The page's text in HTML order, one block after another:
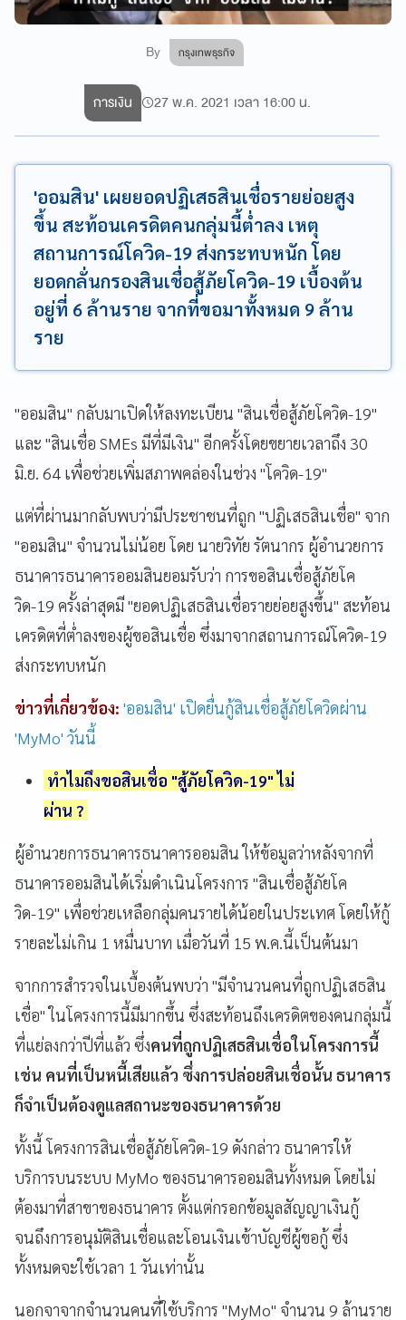
By กรุงเทพธุรกิจ
การเงิน 27 พ.ค. 2021 เวลา 16:00 น.
'ออมสิน' เผยยอดปฏิเสธสินเชื่อรายย่อยสูง
ขึ้น สะท้อนเครดิตคนกลุ่มนี้ต่ำลง เหตุ
สถานการณ์โควิด-19 ส่งกระทบหนัก โดย
ยอดกลั่นกรองสินเชื่อสู้ภัยโควิด-19 เบื้องต้น
อยู่ที่ 6 ล้านราย จากที่ขอมาทั้งหมด 9 ล้าน
ราย
"ออมสิน" กลับมาเปิดให้ลงทะเบียน "สินเชื่อสู้ภัยโควิด-19"
และ "สินเชื่อ SMEs มีที่มีเงิน" อีกครั้งโดยขยายเวลาถึง 30
มิ.ย. 64 เพื่อช่วยเพิ่มสภาพคล่องในช่วง "โควิด-19"
แต่ที่ผ่านมากลับพบว่ามีประชาชนที่ถูก "ปฏิเสธสินเชื่อ" จาก
"ออมสิน" จำนวนไม่น้อย โดย นายวิทัย รัตนากร ผู้อำนวยการ
ธนาคารธนาคารออมสินยอมรับว่า การขอสินเชื่อสู้ภัยโค
วิด-19 ครั้งล่าสุดมี "ยอดปฏิเสธสินเชื่อรายย่อยสูงขึ้น" สะท้อน
เครดิตที่ต่ำลงของผู้ขอสินเชื่อ ซึ่งมาจากสถานการณ์โควิด-19
ส่งกระทบหนัก
ข่าวที่เกี่ยวข้อง: 'ออมสิน' เปิดยื่นกู้สินเชื่อสู้ภัยโควิดผ่าน
'MyMo' วันนี้
ทำไมถึงขอสินเชื่อ "สู้ภัยโควิด-19" ไม่
ผ่าน ?
ผู้อำนวยการธนาคารธนาคารออมสิน ให้ข้อมูลว่าหลังจากที่
ธนาคารออมสินได้เริ่มดำเนินโครงการ "สินเชื่อสู้ภัยโค
วิด-19" เพื่อช่วยเหลือกลุ่มคนรายได้น้อยในประเทศ โดยให้กู้
รายละไม่เกิน 1 หมื่นบาท เมื่อวันที่ 15 พ.ค.นี้เป็นต้นมา
จากการสำรวจในเบื้องต้นพบว่า "มีจำนวนคนที่ถูกปฏิเสธสิน
เชื่อ" ในโครงการนี้มีมากขึ้น ซึ่งสะท้อนถึงเครดิตของคนกลุ่มนี้
ที่แย่ลงกว่าปีที่แล้ว ซึ่งคนที่ถูกปฏิเสธสินเชื่อในโครงการนี้
เช่น คนที่เป็นหนี้เสียแล้ว ซึ่งการปล่อยสินเชื่อนั้น ธนาคาร
ก็จำเป็นต้องดูแลสถานะของธนาคารด้วย
ทั้งนี้ โครงการสินเชื่อสู้ภัยโควิด-19 ดังกล่าว ธนาคารให้
บริการบนระบบ MyMo ของธนาคารออมสินทั้งหมด โดยไม่
ต้องมาที่สาขาของธนาคาร ตั้งแต่กรอกข้อมูลสัญญาเงินกู้
จนถึงการอนุมัติสินเชื่อและโอนเงินเข้าบัญชีผู้ขอกู้ ซึ่ง
ทั้งหมดจะใช้เวลา 1 วันเท่านั้น
นอกจาจากจำนวนคนที่ใช้บริการ "MyMo" จำนวน 9 ล้านราย